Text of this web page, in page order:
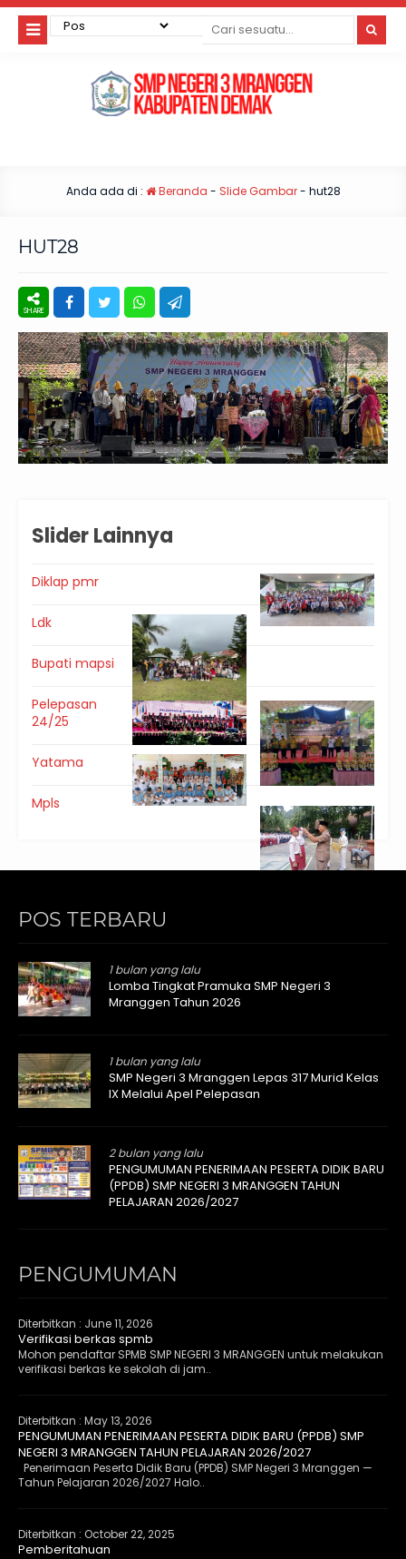
Anda ada di : Beranda - Slide Gambar- hut28
HUT28
Slider Lainnya
Diklap pmr
Ldk
Bupati mapsi
Pelepasan
24/25
Yatama
Mpls
POS TERBARU
1 bulan yang lalu
Lomba Tingkat Pramuka SMP Negeri 3
Mranggen Tahun 2026
1 bulan yang lalu
SMP Negeri 3 Mranggen Lepas 317 Murid Kelas
IX Melalui Apel Pelepasan
2 bulan yang lalu
PENGUMUMAN PENERIMAAN PESERTA DIDIK BARU
(PPDB) SMP NEGERI 3 MRANGGEN TAHUN
PELAJARAN 2026/2027
PENGUMUMAN
Diterbitkan : June 11, 2026
Verifikasi berkas spmb
Mohon pendaftar SPMB SMP NEGERI 3 MRANGGEN untuk melakukan
verifikasi berkas ke sekolah di jam..
Diterbitkan : May 13, 2026
PENGUMUMAN PENERIMAAN PESERTA DIDIK BARU (PPDB) SMP
NEGERI 3 MRANGGEN TAHUN PELAJARAN 2026/2027
Penerimaan Peserta Didik Baru (PPDB) SMP Negeri 3 Mranggen —
Tahun Pelajaran 2026/2027 Halo..
Diterbitkan : October 22, 2025
Pemberitahuan